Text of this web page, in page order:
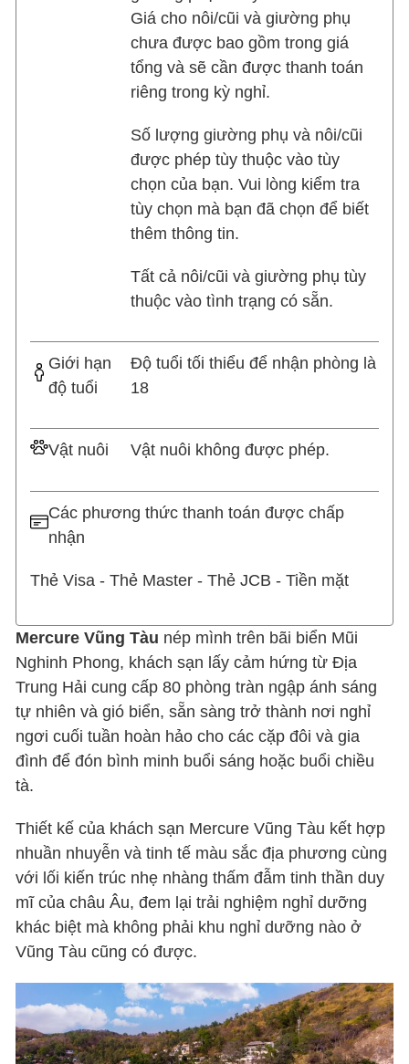
Giá cho nôi/cũi và giường phụ
chưa được bao gồm trong giá
tổng và sẽ cần được thanh toán
riêng trong kỳ nghỉ.
Số lượng giường phụ và nôi/cũi
được phép tùy thuộc vào tùy
chọn của bạn. Vui lòng kiểm tra
tùy chọn mà bạn đã chọn để biết
thêm thông tin.
Tất cả nôi/cũi và giường phụ tùy
thuộc vào tình trạng có sẵn.
Giới hạn
độ tuổi
Độ tuổi tối thiểu để nhận phòng là
18
Vật nuôi Vật nuôi không được phép.
Các phương thức thanh toán được chấp
nhận
Thẻ Visa - Thẻ Master - Thẻ JCB - Tiền mặt
Mercure Vũng Tàu nép mình trên bãi biển Mũi
Nghinh Phong, khách sạn lấy cảm hứng từ Địa
Trung Hải cung cấp 80 phòng tràn ngập ánh sáng
tự nhiên và gió biển, sẵn sàng trở thành nơi nghỉ
ngơi cuối tuần hoàn hảo cho các cặp đôi và gia
đình để đón bình minh buổi sáng hoặc buổi chiều
tà.
Thiết kế của khách sạn Mercure Vũng Tàu kết hợp
nhuần nhuyễn và tinh tế màu sắc địa phương cùng
với lối kiến trúc nhẹ nhàng thấm đẫm tinh thần duy
mĩ của châu Âu, đem lại trải nghiệm nghỉ dưỡng
khác biệt mà không phải khu nghỉ dưỡng nào ở
Vũng Tàu cũng có được.